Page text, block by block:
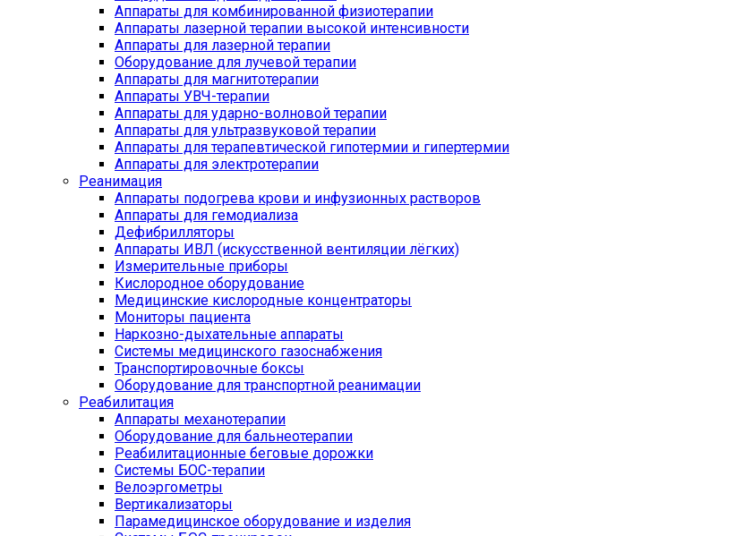
Аппараты для комбинированной физиотерапии
Аппараты лазерной терапии высокой интенсивности
Аппараты для лазерной терапии
Оборудование для лучевой терапии
Аппараты для магнитотерапии
Аппараты УВЧ-терапии
Аппараты для ударно-волновой терапии
Аппараты для ультразвуковой терапии
Аппараты для терапевтической гипотермии и гипертермии
Аппараты для электротерапии
Реанимация
Аппараты подогрева крови и инфузионных растворов
Аппараты для гемодиализа
Дефибрилляторы
Аппараты ИВЛ (искусственной вентиляции лёгких)
Измерительные приборы
Кислородное оборудование
Медицинские кислородные концентраторы
Мониторы пациента
Наркозно-дыхательные аппараты
Системы медицинского газоснабжения
Транспортировочные боксы
Оборудование для транспортной реанимации
Реабилитация
Аппараты механотерапии
Оборудование для бальнеотерапии
Реабилитационные беговые дорожки
Системы БОС-терапии
Велоэргометры
Вертикализаторы
Парамедицинское оборудование и изделия